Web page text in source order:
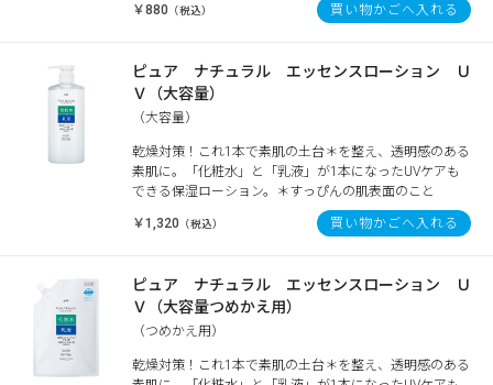
￥880 （税込） 買い物かごへ入れる
ピュア ナチュラル エッセンスローション Ｕ
Ｖ（大容量）
（大容量）
乾燥対策！これ1本で素肌の土台＊を整え、透明感のある
素肌に。「化粧水」と「乳液」が1本になったUVケアも
できる保湿ローション。＊すっぴんの肌表面のこと
￥1,320 （税込） 買い物かごへ入れる
ピュア ナチュラル エッセンスローション Ｕ
Ｖ（大容量つめかえ用）
（つめかえ用）
乾燥対策！これ1本で素肌の土台＊を整え、透明感のある